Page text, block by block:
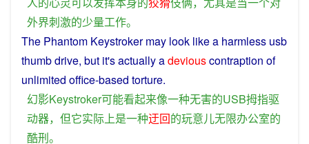
外界刺激的少量工作。
The Phantom Keystrokermay look likea harmless usb
thumbdrive, but it'sactuallyadeviouscontraption of
unlimited office-based torture.
幻影Keystroker可能看起来像一种无害的USB拇指驱
动器， 但它实际上是一种迂回的玩意儿无限办公室的
酷刑。